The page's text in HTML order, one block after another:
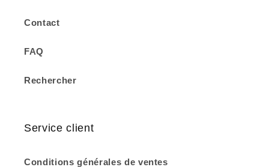
Contact
FAQ
Rechercher
Service client
Conditions générales de ventes